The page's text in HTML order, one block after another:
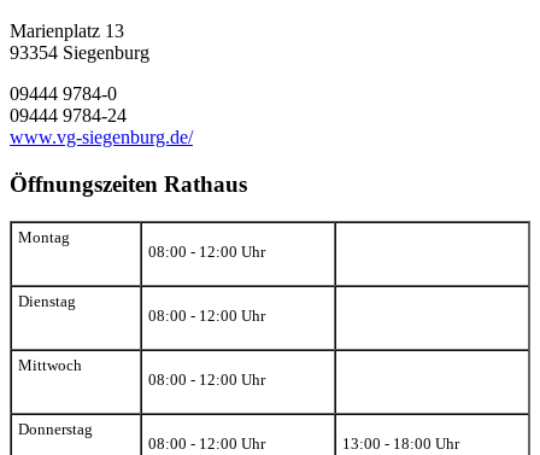
Marienplatz 13
93354 Siegenburg
09444 9784-0
09444 9784-24
www.vg-siegenburg.de/
Öffnungszeiten Rathaus
Montag
08:00 - 12:00 Uhr
Dienstag
08:00 - 12:00 Uhr
Mittwoch
08:00 - 12:00 Uhr
Donnerstag
08:00 - 12:00 Uhr
13:00 - 18:00 Uhr